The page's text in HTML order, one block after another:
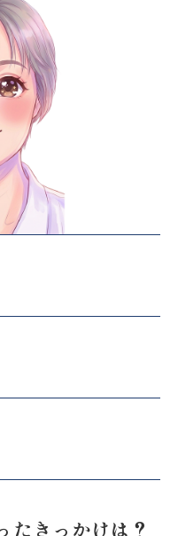
たきっかけは？